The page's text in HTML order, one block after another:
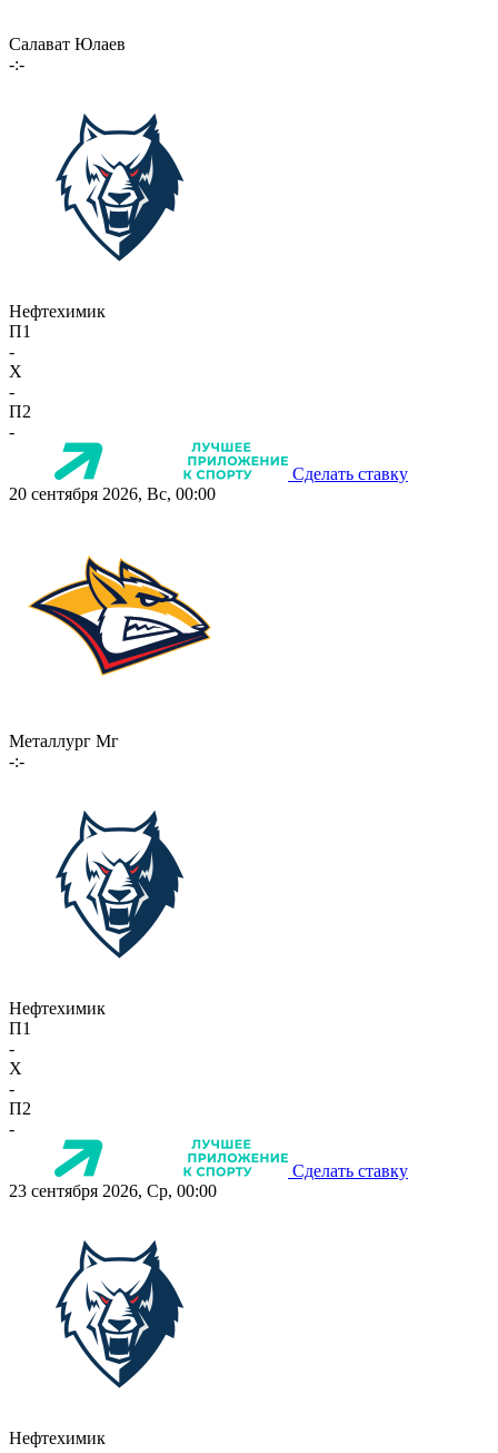
Салават Юлаев
-:-
Нефтехимик
П1
-
X
-
П2
-
Сделать ставку
20 сентября 2026, Вс, 00:00
Металлург Мг
-:-
Нефтехимик
П1
-
X
-
П2
-
Сделать ставку
23 сентября 2026, Ср, 00:00
Нефтехимик